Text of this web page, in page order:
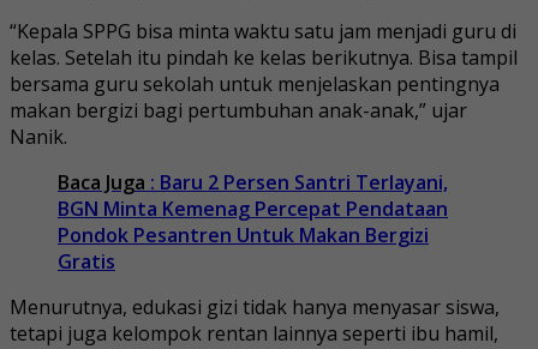
“Kepala SPPG bisa minta waktu satu jam menjadi guru di
kelas. Setelah itu pindah ke kelas berikutnya. Bisa tampil
bersama guru sekolah untuk menjelaskan pentingnya
makan bergizi bagi pertumbuhan anak-anak,” ujar
Nanik.
Baca Juga : Baru 2 Persen Santri Terlayani,
BGN Minta Kemenag Percepat Pendataan
Pondok Pesantren Untuk Makan Bergizi
Gratis
Menurutnya, edukasi gizi tidak hanya menyasar siswa,
tetapi juga kelompok rentan lainnya seperti ibu hamil,